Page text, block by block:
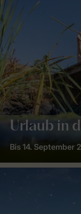
Urlaub in
Bis 14. September